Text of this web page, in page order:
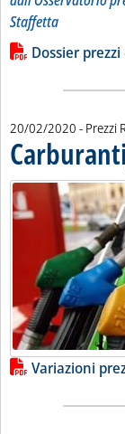
Staffetta
Leggi tutta la
ListaDossier
20/02/2020 - Prezzi
Lista allegati
Variazioni